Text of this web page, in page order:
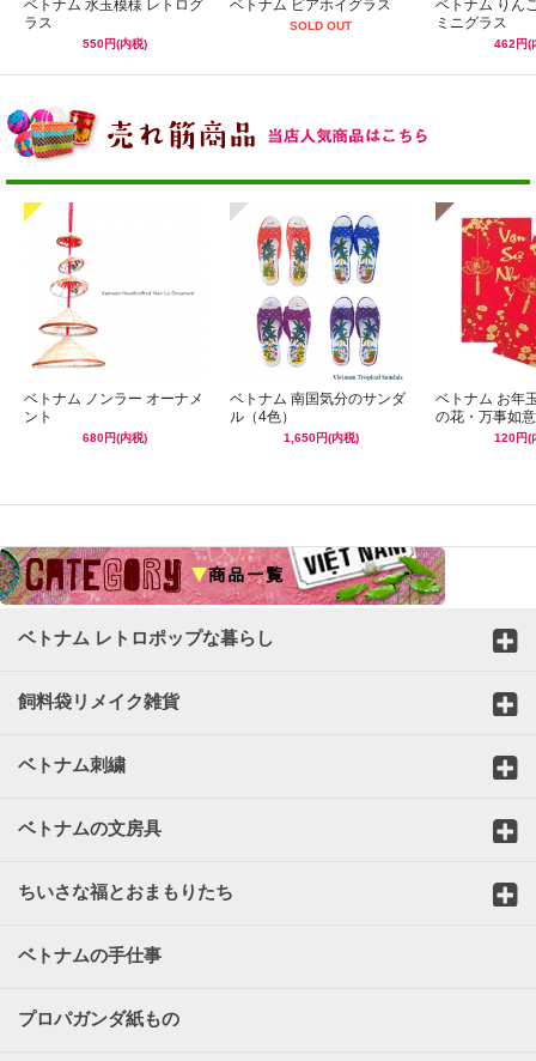
ベトナム 水玉模様 レトログ
ラス
550円(内税)
ベトナム ビアホイグラス
SOLD OUT
ベトナム りん
ミニグラス
462円(
ベトナム ノンラー オーナメ
ント
680円(内税)
ベトナム 南国気分のサンダ
ル（4色）
1,650円(内税)
ベトナム お年
の花・万事如意
120円(
ベトナム レトロポップな暮らし
飼料袋リメイク雑貨
ベトナム刺繍
ベトナムの文房具
ちいさな福とおまもりたち
ベトナムの手仕事
プロパガンダ紙もの